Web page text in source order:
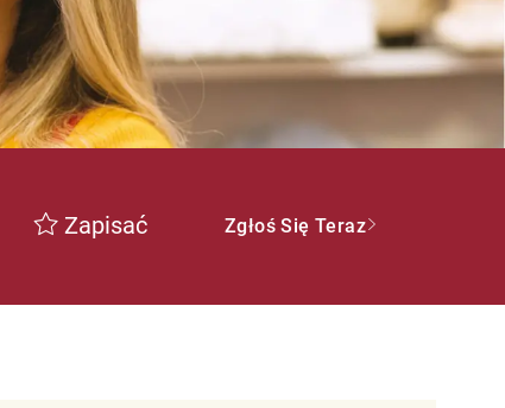
Zapisać Zgłoś Się Teraz